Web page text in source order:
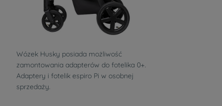
Wózek Husky posiada możliwość
zamontowania adapterów do fotelika 0+.
Adaptery i fotelik espiro Pi w osobnej
sprzedaży.